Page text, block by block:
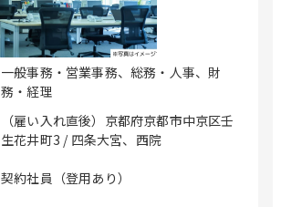
一般事務・営業事務、総務・人事、財
務・経理
（雇い入れ直後）京都府京都市中京区壬
生花井町3 / 四条大宮、西院
契約社員（登用あり）